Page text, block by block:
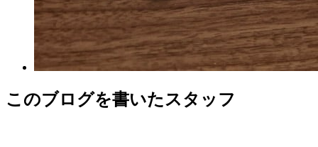
このブログを書いたスタッフ